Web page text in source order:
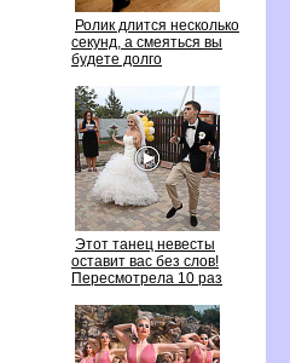
Ролик длится несколько
секунд, а смеяться вы
удете долго
Этот танец невесты
оставит вас без слов!
Пересмотрела 10 раз